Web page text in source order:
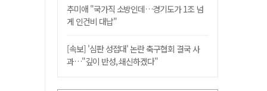
추미애 "국가직 소방인데…경기도가 1조 넘
게 인건비 대납"
[속보] '심판 성접대' 논란 축구협회 결국 사
과…"깊이 반성, 쇄신하겠다"